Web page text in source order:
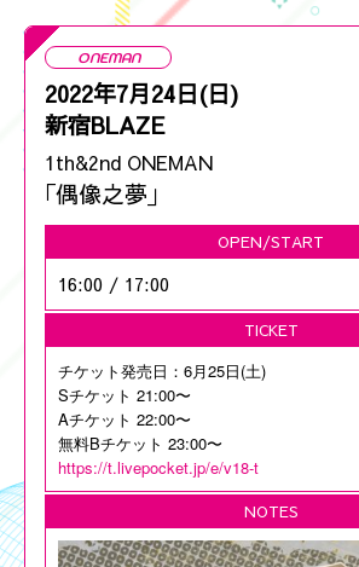
ONEMAN
2022年7月24日(日)
新宿BLAZE
1th&2nd ONEMAN
｢偶像之夢｣
OPEN/START
16:00 / 17:00
TICKET
チケット発売日：6月25日(土)
Sチケット 21:00〜
Aチケット 22:00〜
無料Bチケット 23:00〜
https://t.livepocket.jp/e/v18-t
NOTES